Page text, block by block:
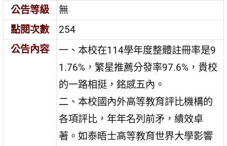
公告等級
無
點閱次數
254
公告內容
一、本校在114學年度整體註冊率是9
1.76%，繁星推薦分發率97.6%，貴校
的一路相挺，銘感五內。
二、本校國內外高等教育評比機構的
各項評比，年年名列前矛，績效卓
著。如泰晤士高等教育世界大學影響